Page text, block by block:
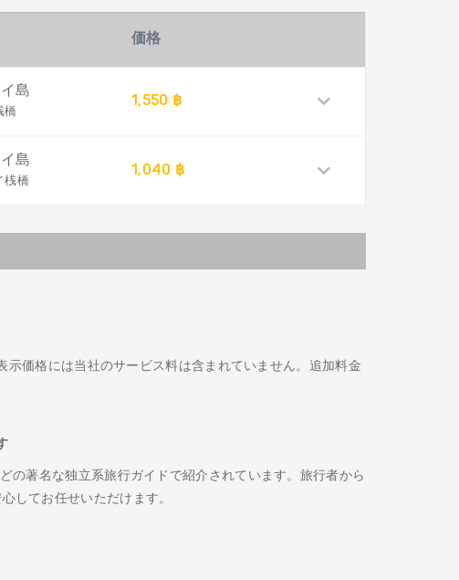
価格
島
橋
1,550 ฿
島
桟橋
1,040 ฿
価格には当社のサービス料は含まれていません。追加料金
の著名な独立系旅行ガイドで紹介されています。旅行者から
してお任せいただけます。